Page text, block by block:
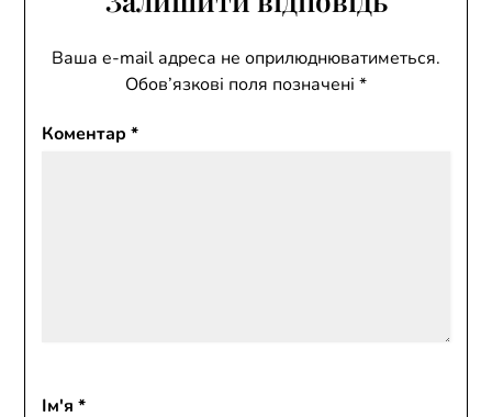
Ваша e-mail адреса не оприлюднюватиметься.
Обов’язкові поля позначені *
Коментар*
Ім'я*